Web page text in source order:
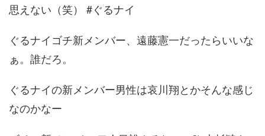
思えない（笑） #ぐるナイ
ぐるナイゴチ新メンバー、遠藤憲一だったらいいな
ぁ。誰だろ。
ぐるナイの新メンバー男性は哀川翔とかそんな感じ
なのかなー